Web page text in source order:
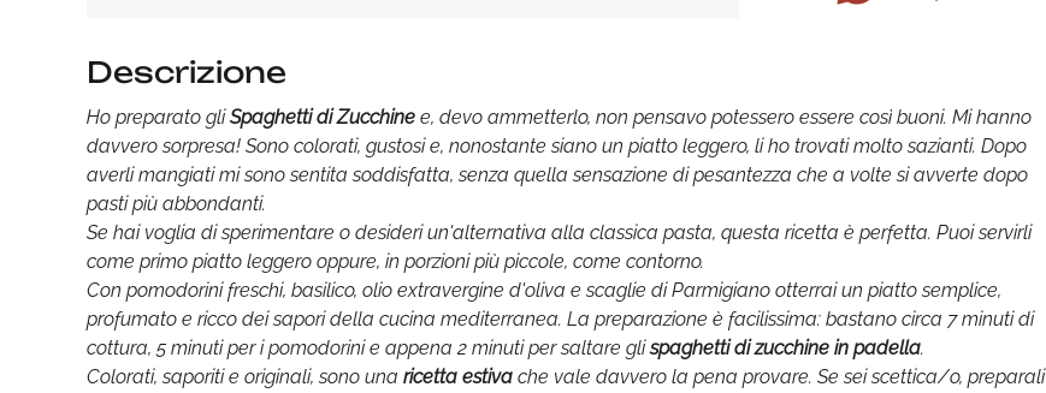
Descrizione
Ho preparato gliSpaghetti di Zucchine e, devo ammetterlo, non pensavo potessero essere così buoni. Mi hanno
davvero sorpresa! Sono colorati, gustosi e, nonostante siano un piatto leggero, li ho trovati molto sazianti. Dopo
averli mangiati mi sono sentita soddisfatta, senza quella sensazione di pesantezza che a volte si avverte dopo
pasti più abbondanti.
Se hai voglia di sperimentare o desideri un'alternativa alla classica pasta, questa ricetta è perfetta. Puoi servirli
come primo piatto leggero oppure, in porzioni più piccole, come contorno.
Con pomodorini freschi, basilico, olio extravergine d'oliva e scaglie di Parmigiano otterrai un piatto semplice,
profumato e ricco dei sapori della cucina mediterranea. La preparazione è facilissima: bastano circa 7 minuti di
cottura, 5 minuti per i pomodorini e appena 2 minuti per saltare glispaghetti di zucchine in padella.
Colorati, saporiti e originali, sono una ricetta estiva che vale davvero la pena provare. Se sei scettica/o, preparali